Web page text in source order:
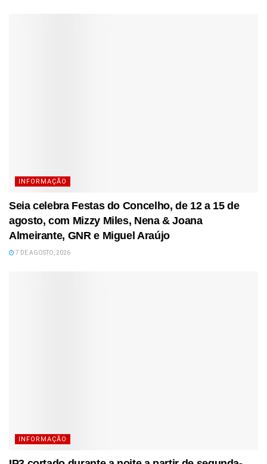
INFORMAÇÃO
Seia celebra Festas do Concelho, de 12 a 15 de
agosto, com Mizzy Miles, Nena & Joana
Almeirante, GNR e Miguel Araújo
7 DE AGOSTO, 2026
INFORMAÇÃO